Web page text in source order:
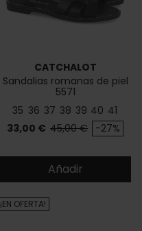
CATCHALOT
Sandalias romanas de piel
5571
35 36 37 38 39 40 41
Precio
33,00 € Precio base
45,00 € -27%
Añadir
¡EN OFERTA!